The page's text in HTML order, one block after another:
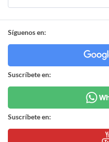
Síguenos en:
Suscríbete en:
Suscríbete en: